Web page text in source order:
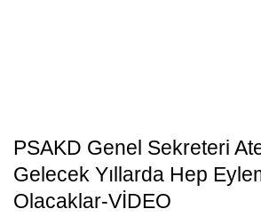
PSAKD Genel Sekreteri
Gelecek Yıllarda Hep
Olacaklar-VİDEO